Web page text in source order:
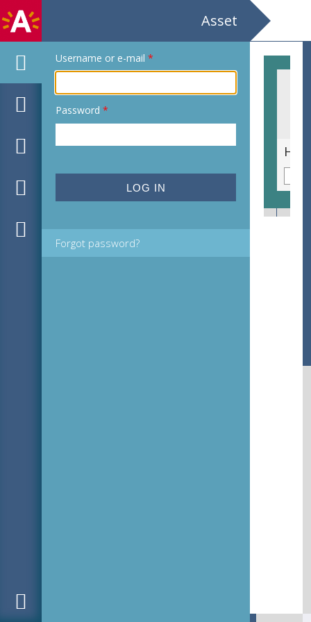
Asset
Username or e-mail *
Password *
Forgot password?
Tentoonstelling / Sleppe / Een keramisch zelfportret / Galerie van het Vizo